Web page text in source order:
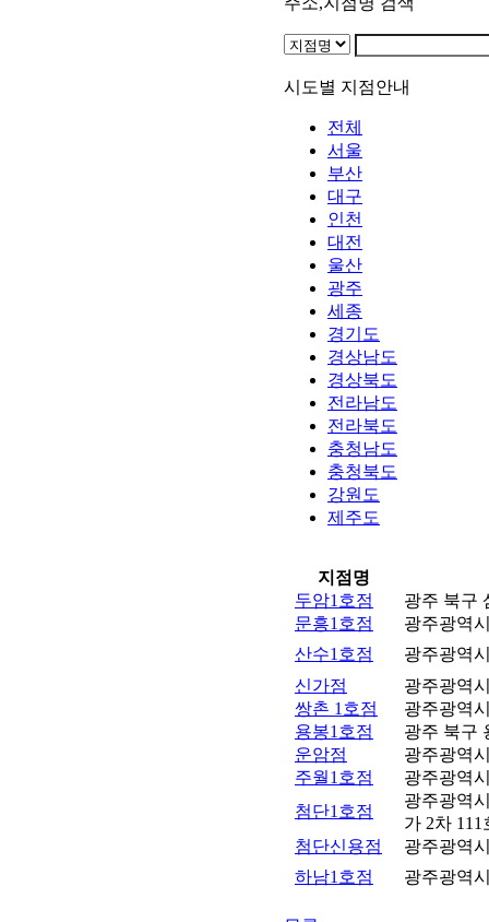
시도별 지점안내
전체
서울
부산
대구
인천
대전
울산
광주
세종
경기도
경상남도
경상북도
전라남도
전라북도
충청남도
충청북도
강원도
제주도
지점명
두암1호점
광주 북구
문흥1호점
광주광역
산수1호점
광주광역
신가점
광주광역
쌍촌 1호점
광주광역
용봉1호점
광주 북구
운암점
광주광역
주월1호점
광주광역
첨단1호점
광주광역
가 2차 111
첨단신용점
광주광역
하남1호점
광주광역